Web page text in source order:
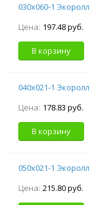
030х060-1
Цена: 197.48 руб.
В корзину
040х021-1
Цена: 178.83 руб.
В корзину
050х021-1
Цена: 215.80 руб.